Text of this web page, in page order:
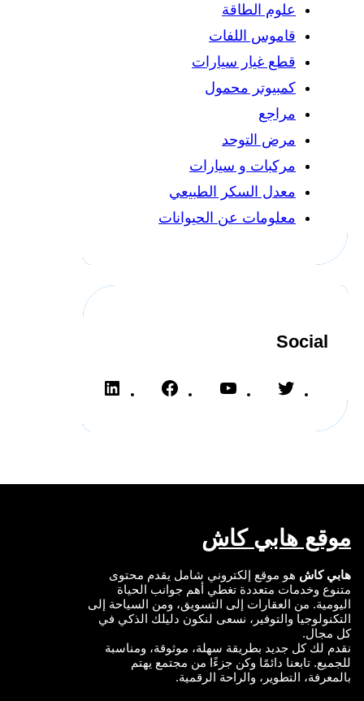
علوم الطاقة
قاموس اللفات
قطع غيار سيارات
كمبيوتر محمول
مراجع
مرض التوحد
مركبات و سيارات
معدل السكر الطبيعي
معلومات عن الحيوانات
Social
موقع هابي كاش
هابي كاش هو موقع إلكتروني شامل يقدم محتوى
متنوع وخدمات متعددة تغطي أهم جوانب الحياة
اليومية. من العقارات إلى التسويق، ومن السياحة إلى
التكنولوجيا والتوفير، نسعى لنكون دليلك الذكي في
كل مجال.
نقدم لك كل جديد بطريقة سهلة، موثوقة، ومناسبة
للجميع. تابعنا دائمًا وكن جزءًا من مجتمع يهتم
بالمعرفة، التطوير، والراحة الرقمية.